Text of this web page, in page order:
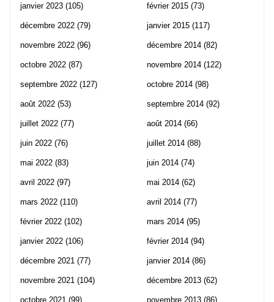
janvier 2023 (105)
décembre 2022 (79)
novembre 2022 (96)
octobre 2022 (87)
septembre 2022 (127)
août 2022 (53)
juillet 2022 (77)
juin 2022 (76)
mai 2022 (83)
avril 2022 (97)
mars 2022 (110)
février 2022 (102)
janvier 2022 (106)
décembre 2021 (77)
novembre 2021 (104)
octobre 2021 (99)
février 2015 (73)
janvier 2015 (117)
décembre 2014 (82)
novembre 2014 (122)
octobre 2014 (98)
septembre 2014 (92)
août 2014 (66)
juillet 2014 (88)
juin 2014 (74)
mai 2014 (62)
avril 2014 (77)
mars 2014 (95)
février 2014 (94)
janvier 2014 (86)
décembre 2013 (62)
novembre 2013 (86)